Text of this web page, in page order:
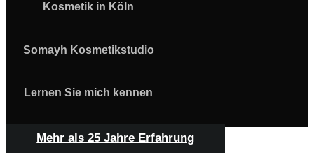
Kosmetik in Köln
Somayh Kosmetikstudio
Lernen Sie mich kennen
Mehr als 25 Jahre Erfahrung